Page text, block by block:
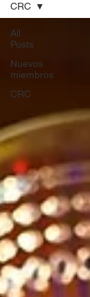
All
Posts
Nuevos
miembros
CRC
CRC